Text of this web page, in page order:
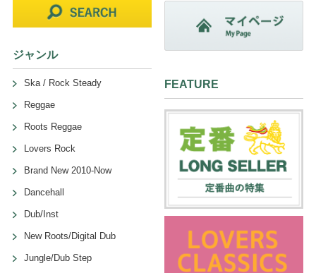
ジャンル
Ska / Rock Steady
Reggae
Roots Reggae
Lovers Rock
Brand New 2010-Now
Dancehall
Dub/Inst
New Roots/Digital Dub
Jungle/Dub Step
FEATURE